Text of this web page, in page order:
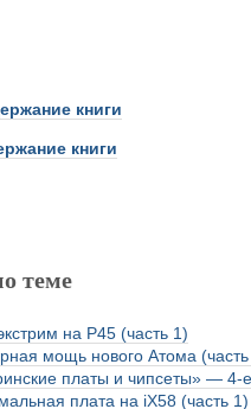
книги
книги
теме
на P45 (часть 1)
мощь нового Атома
платы и чипсеты» — 4-
плата на iX58 (часть 1)